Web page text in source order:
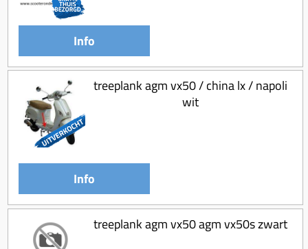
Info
treeplank agm vx50 / china lx / napoli
wit
Info
treeplank agm vx50 agm vx50s zwart